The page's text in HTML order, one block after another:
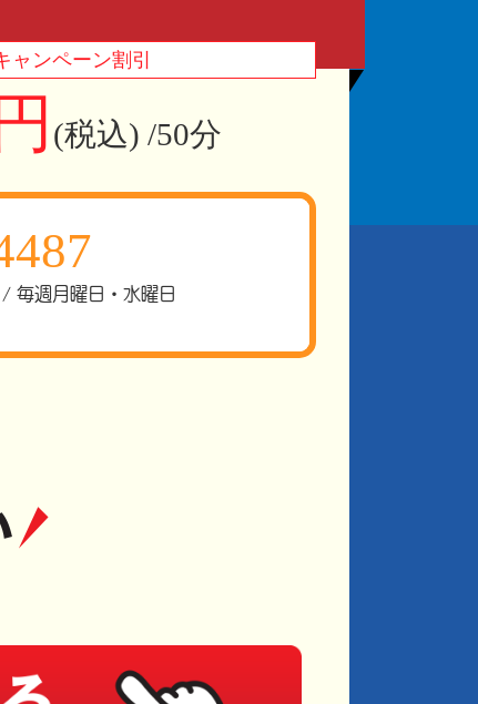
ャンペーン割引
(税込) /50分
週月曜日・水曜日